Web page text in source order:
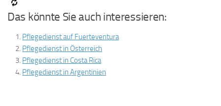
Das könnte Sie auch interessieren:
Pflegedienst auf Fuerteventura
Pflegedienst in Österreich
Pflegedienst in Costa Rica
Pflegedienst in Argentinien